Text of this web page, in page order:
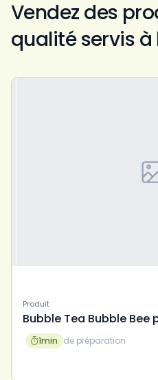
Vendez des
qualité servis
Produit
Bubble Tea Bubble
1min de préparation